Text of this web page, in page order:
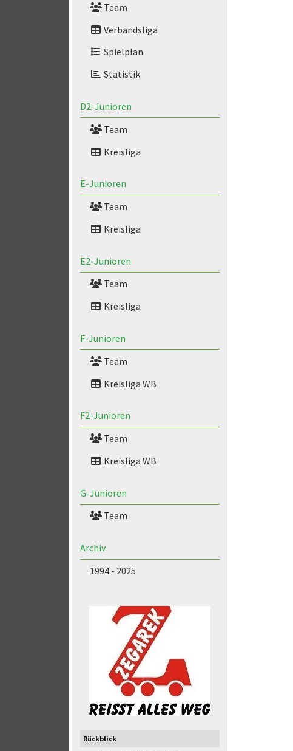
Team
Verbandsliga
Spielplan
Statistik
D2-Junioren
Team
Kreisliga
E-Junioren
Team
Kreisliga
E2-Junioren
Team
Kreisliga
F-Junioren
Team
Kreisliga WB
F2-Junioren
Team
Kreisliga WB
G-Junioren
Team
Archiv
1994 - 2025
Rückblick